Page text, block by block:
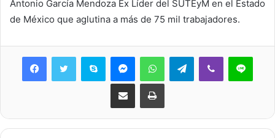
Antonio García Mendoza Ex Líder del SUTEyM en el Estado
de México que aglutina a más de 75 mil trabajadores.
Skype MessengerWhatsAppTelegramViber Line
Share via Email Print